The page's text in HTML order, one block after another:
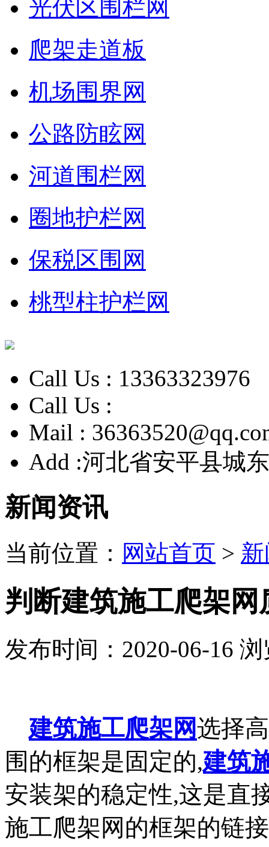
光伏区围栏网
爬架走道板
机场围界网
公路防眩网
河道围栏网
圈地护栏网
保税区围网
桃型柱护栏网
Call Us : 13363323976
Call Us :
Mail :
Add :河北省安平县城
新闻资讯
当前位置： 网站首页 >
判断建筑施工爬架网
发布时间：2020-06-16 浏
建筑施工爬架网选择
围的框架是固定的,建筑
安装架的稳定性,这是直
施工爬架网的框架的链